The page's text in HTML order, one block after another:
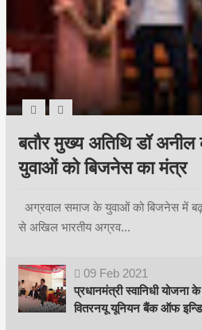
बतौर मुख्य अतिथि डॉ अनील
युवाओं को बिजनेस का मंत्र
अग्रवाल समाज के युवाओं को बिजनेस में
से अखिल भारतीय अग्रव...
09 Feb 2021
प्रधानमंत्री स्वानिधी
वितरनयू यूनियन बैंक ऑफ